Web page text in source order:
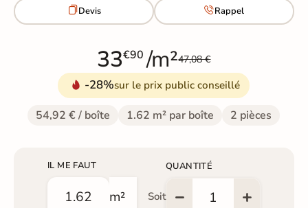
Devis Rappel
33€90 /m²47,08 €
-28%sur le prix public conseillé
54,92 € / boîte 1.62 m² par boîte 2 pièces
IL ME FAUT
m² Soit
QUANTITÉ